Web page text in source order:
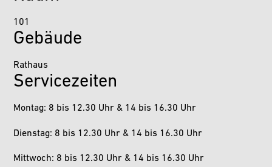
101
Gebäude
Rathaus
Servicezeiten
Montag: 8 bis 12.30 Uhr & 14 bis 16.30 Uhr
Dienstag: 8 bis 12.30 Uhr & 14 bis 16.30 Uhr
Mittwoch: 8 bis 12.30 Uhr & 14 bis 16.30 Uhr